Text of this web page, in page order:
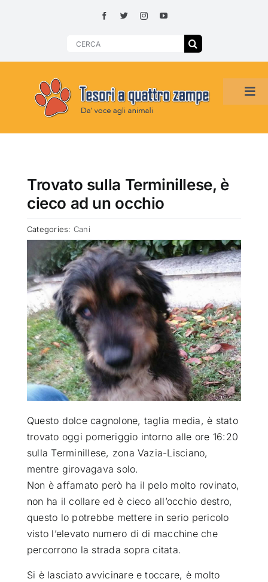
Search
HOME
ADOTTATI O RITROVATI
ATTUALITÀ
VIDEO
CHI SIAMO
SEMPRE CON ME
Trovato sulla Terminillese, è
cieco ad un occhio
Categories: Cani
Questo dolce cagnolone, taglia media, è stato
trovato oggi pomeriggio intorno alle ore 16:20
sulla Terminillese, zona Vazia-Lisciano,
mentre girovagava solo.
Non è affamato però ha il pelo molto rovinato,
non ha il collare ed è cieco all’occhio destro,
questo lo potrebbe mettere in serio pericolo
visto l’elevato numero di di macchine che
percorrono la strada sopra citata.
Si è lasciato avvicinare e toccare, è molto